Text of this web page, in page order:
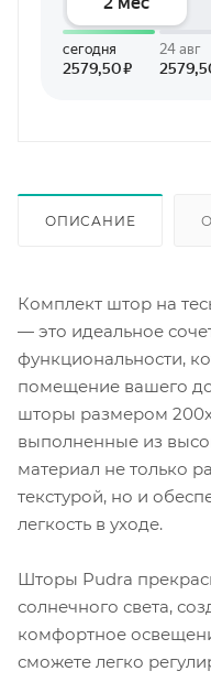
ОПИСАНИЕ
Комплект штор на
— это идеальное
функциональности,
помещение вашего
шторы размером
выполненные из
материал не только
текстурой, но и
легкость в уходе.
Шторы Pudra
солнечного света,
комфортное
сможете легко